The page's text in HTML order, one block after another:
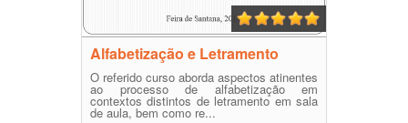
Alfabetização e Letramento
O referido curso aborda aspectos atinentes
ao processo de alfabetização em
contextos distintos de letramento em sala
de aula, bem como re...